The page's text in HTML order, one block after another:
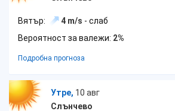
Вятър: 4 m/s - слаб
Вероятност за валежи: 2%
Подробна прогноза
Утре, 10 авг
Слънчево